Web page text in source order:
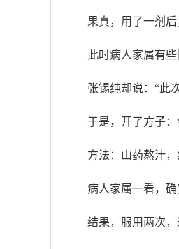
果真，用了一剂
此时病人家属有些
张锡纯却说：“此
于是，开了方子
方法：山药熬汁
病人家属一看，
结果，服用两次